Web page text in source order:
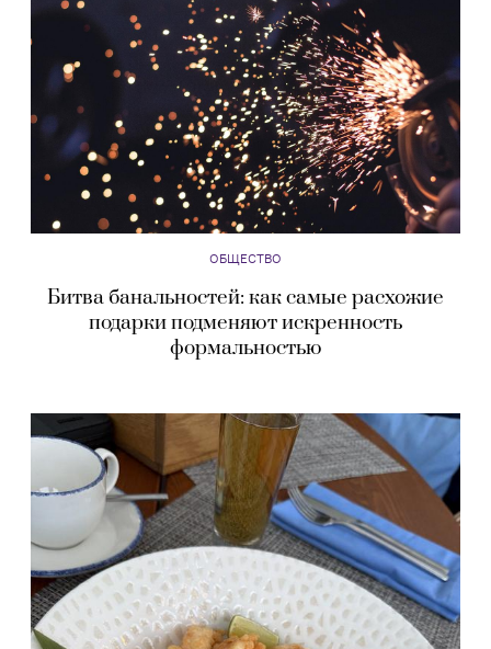
ОБЩЕСТВО
Битва банальностей: как самые расхожие
подарки подменяют искренность
формальностью